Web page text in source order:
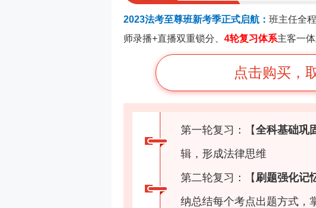
2023法考至尊班新考季正式启航： 班主任全
师录播+直播双重锁分、 4轮复习体系主客一
点击购买，
第一轮复习：【全科基础巩
辑，形成法律思维
第二轮复习：【刷题强化记
纳总结每个考点出题方式，